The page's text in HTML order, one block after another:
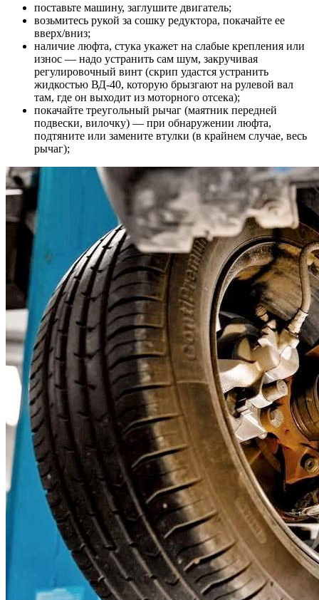
поставьте машину, заглушите двигатель;
возьмитесь рукой за сошку редуктора, покачайте ее
вверх/вниз;
наличие люфта, стука укажет на слабые крепления или
износ — надо устранить сам шум, закручивая
регулировочный винт (скрип удастся устранить
жидкостью ВД-40, которую брызгают на рулевой вал
там, где он выходит из моторного отсека);
покачайте треугольный рычаг (маятник передней
подвески, вилочку) — при обнаружении люфта,
подтяните или замените втулки (в крайнем случае, весь
рычаг);